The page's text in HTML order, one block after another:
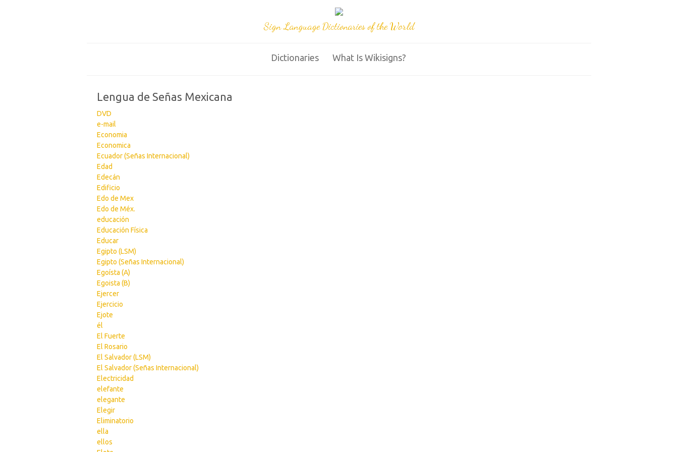
Sign Language Dictionaries of the World
Dictionaries What Is Wikisigns?
Lengua de Señas Mexicana
DVD
e-mail
Economia
Economica
Ecuador (Señas Internacional)
Edad
Edecán
Edificio
Edo de Mex
Edo de Méx.
educación
Educación Física
Educar
Egipto (LSM)
Egipto (Señas Internacional)
Egoísta (A)
Egoista (B)
Ejercer
Ejercicio
Ejote
él
El Fuerte
El Rosario
El Salvador (LSM)
El Salvador (Señas Internacional)
Electricidad
elefante
elegante
Elegir
Eliminatorio
ella
ellos